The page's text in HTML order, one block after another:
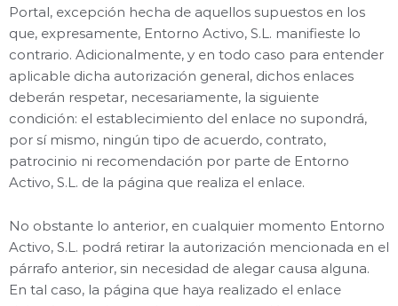
Portal, excepción hecha de aquellos supuestos en los
que, expresamente, Entorno Activo, S.L. manifieste lo
contrario. Adicionalmente, y en todo caso para entender
aplicable dicha autorización general, dichos enlaces
deberán respetar, necesariamente, la siguiente
condición: el establecimiento del enlace no supondrá,
por sí mismo, ningún tipo de acuerdo, contrato,
patrocinio ni recomendación por parte de Entorno
Activo, S.L. de la página que realiza el enlace.
No obstante lo anterior, en cualquier momento Entorno
Activo, S.L. podrá retirar la autorización mencionada en el
párrafo anterior, sin necesidad de alegar causa alguna.
En tal caso, la página que haya realizado el enlace